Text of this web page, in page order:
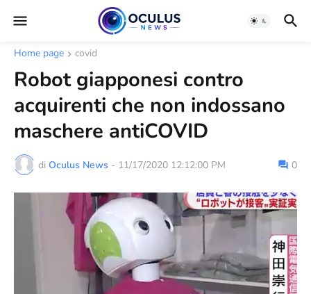
Home page covid
Robot giapponesi contro
acquirenti che non indossano
maschere antiCOVID
di Oculus News - 11/17/2020 12:12:00 PM 0